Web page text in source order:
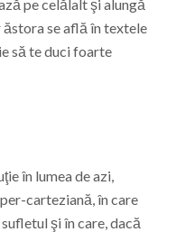
pe celălalt şi alungă
se află în textele
să te duci foarte
în lumea de azi,
carteziană, în care
şi în care, dacă